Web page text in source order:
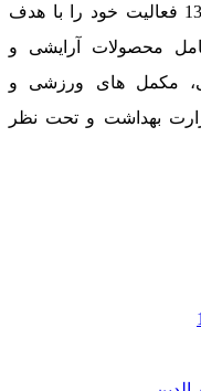
داروخانه آنلاین دکتر یزدیان از سال 1397 فعالیت خود را با هدف
محصولات آرایشی و
مکمل های ورزشی و
بهداشت و تحت نظر